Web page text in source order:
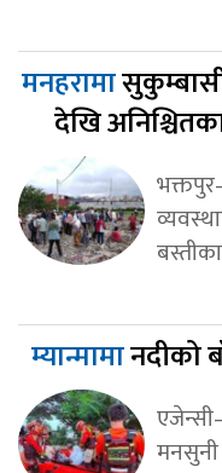
मनहरामा
देखि
म्यान्मामानदीको
मनसुनी